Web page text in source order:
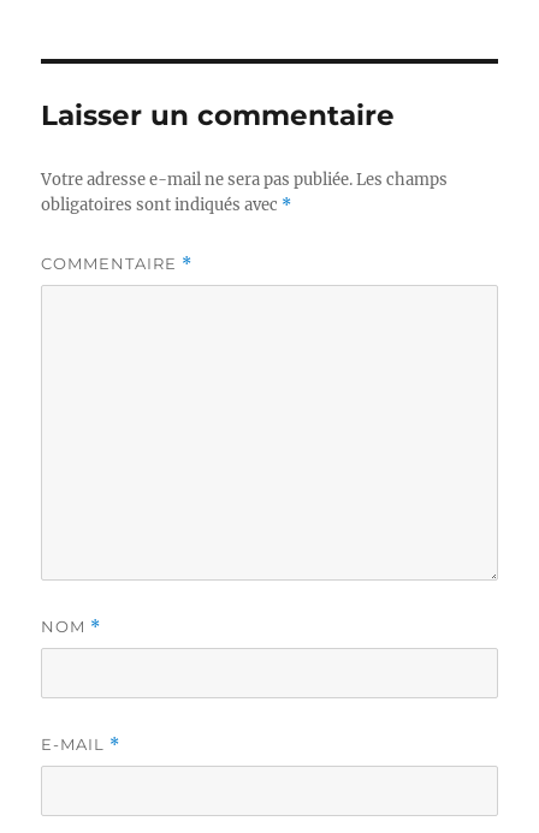
Laisser un commentaire
Votre adresse e-mail ne sera pas publiée. Les champs
obligatoires sont indiqués avec *
COMMENTAIRE *
NOM *
E-MAIL *